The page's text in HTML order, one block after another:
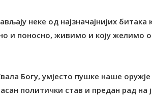
неке од најзначајнијих битака
и поносно, живимо и коју желимо
Богу, умјесто пушке наше оружје
политички став и предан рад на